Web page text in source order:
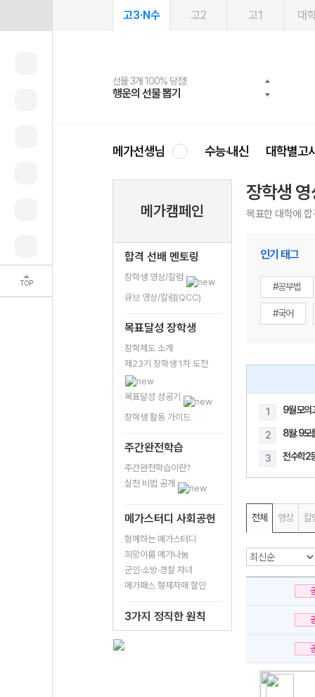
TOP
고3·N수 고2 고1 대
선물 3개 100% 당첨!
행운의 선물 뽑기
선물 100% 증정!
메가스터디 X 올리브
여름방학 스터디 캐시백
메가런 썸머스쿨
2027 러셀 단과
강사 공개선발
스마트러닝앱
설문 EVENT
메가패스
3일 무료 체험권
메가패스 수강생 무료혜택!
메가클럽 멤버십
사회공헌 캠페인
희망이룸 메가나눔
메가선생님 수능·내신 대학별고
메가캠페인
합격 선배 멘토링
장학생 영상/칼럼
큐브 영상/칼럼(QCC)
목표달성 장학생
장학제도 소개
제23기 장학생 1차 도전
목표달성 성공기
장학생 활동 가이드
주간완전학습
주간완전학습이란?
실천 비법 공개
메가스터디 사회공헌
함께하는 메가스터디
희망이룸 메가나눔
군인·소방·경찰 자녀
메가패스 형제자매 할인
3가지 정직한 원칙
장학생
목표한 대학에
인기 태그
#공부법
#국어
1 9월 모의
2 8월: 9모
3 전수학2
전체 영상 칼